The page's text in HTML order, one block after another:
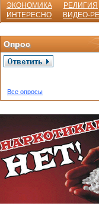
ЭКОНОМИКА
РЕЛИГИЯ
ИНТЕРЕСНО
ВИДЕО-
Опрос
Все опросы